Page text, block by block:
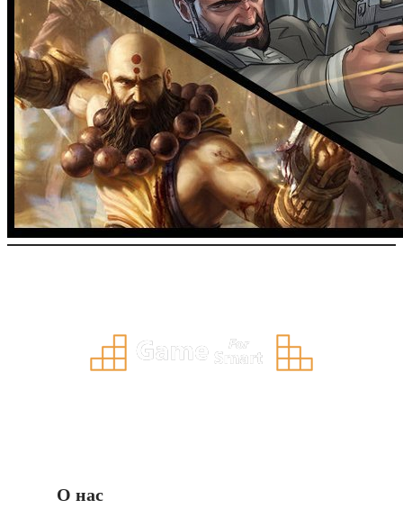
О нас